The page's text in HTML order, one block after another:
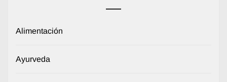
Alimentación
Ayurveda